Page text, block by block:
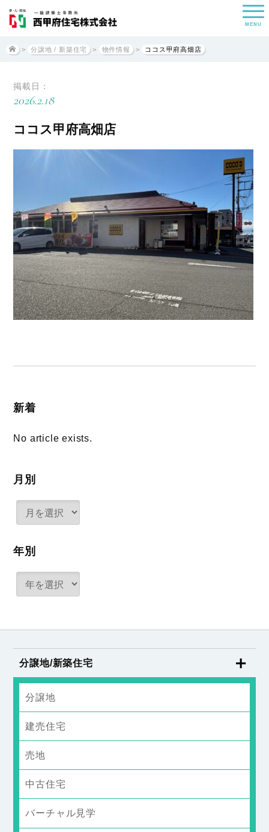
MENU
> 分譲地 / 新築住宅 > 物件情報 > ココス甲府高畑店
掲載日：
2026.2.18
ココス甲府高畑店
新着
No article exists.
月別
年別
分譲地/新築住宅
分譲地
建売住宅
売地
中古住宅
バーチャル見学